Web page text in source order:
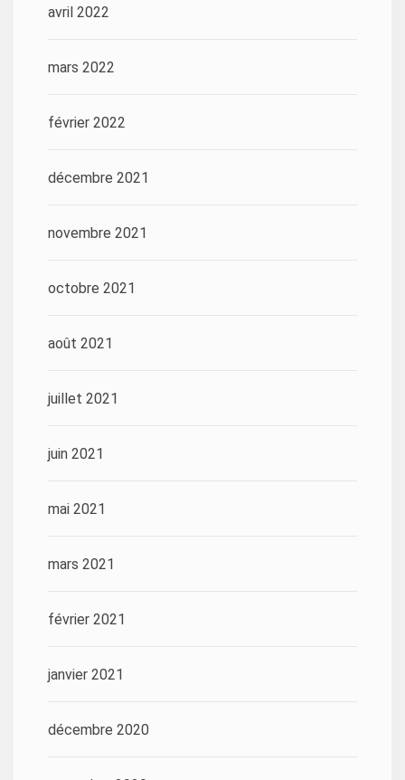
avril 2022
mars 2022
février 2022
décembre 2021
novembre 2021
octobre 2021
août 2021
juillet 2021
juin 2021
mai 2021
mars 2021
février 2021
janvier 2021
décembre 2020